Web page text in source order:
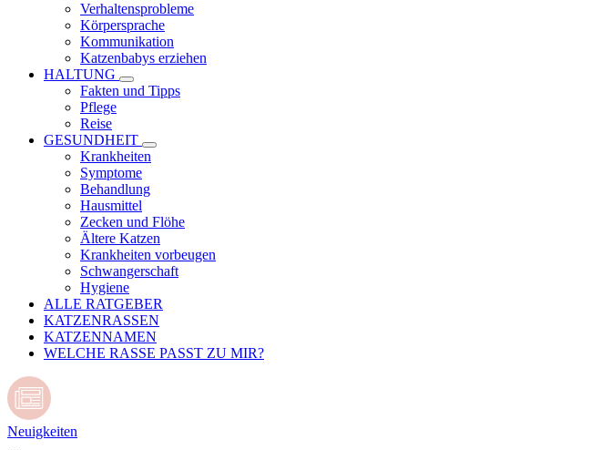
Verhaltensprobleme
Körpersprache
Kommunikation
Katzenbabys erziehen
HALTUNG
Fakten und Tipps
Pflege
Reise
GESUNDHEIT
Krankheiten
Symptome
Behandlung
Hausmittel
Zecken und Flöhe
Ältere Katzen
Krankheiten vorbeugen
Schwangerschaft
Hygiene
ALLE RATGEBER
KATZENRASSEN
KATZENNAMEN
WELCHE RASSE PASST ZU MIR?
Neuigkeiten